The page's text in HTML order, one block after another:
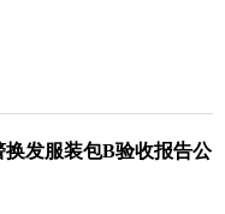
换发服装包B验收报告公